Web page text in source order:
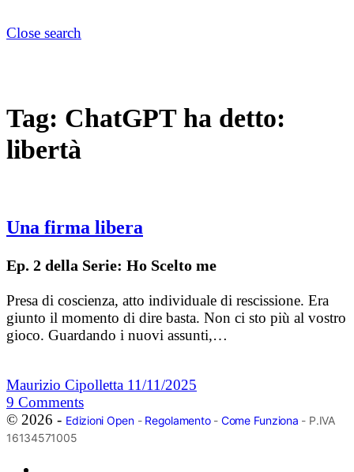
Close search
Tag: ChatGPT ha detto:
libertà
Una firma libera
Ep. 2 della Serie: Ho Scelto me
Presa di coscienza, atto individuale di rescissione. Era
giunto il momento di dire basta. Non ci sto più al vostro
gioco. Guardando i nuovi assunti,…
Maurizio Cipolletta 11/11/2025
9 Comments
© 2026 - Edizioni Open- Regolamento- Come Funziona - P.IVA
16134571005